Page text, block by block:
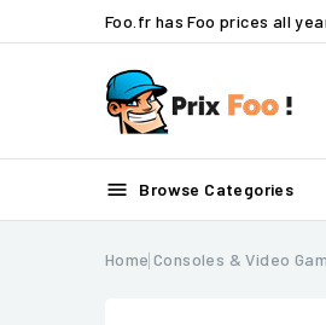
Foo.fr has Foo prices all
 Browse Categories
Home Consoles & Video